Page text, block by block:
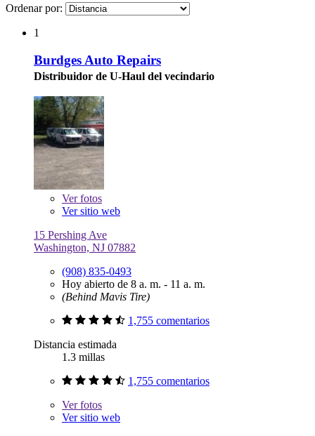
Ordenar por:
1
Burdges Auto Repairs
Distribuidor de U-Haul del vecindario
Verfotos
Ver sitio web
15 Pershing Ave
Washington, NJ 07882
(908) 835-0493
Hoy abierto de 8 a. m. - 11 a. m.
(Behind Mavis Tire)
1,755 comentarios
Distancia estimada
1.3 millas
1,755 comentarios
Verfotos
Ver sitio web